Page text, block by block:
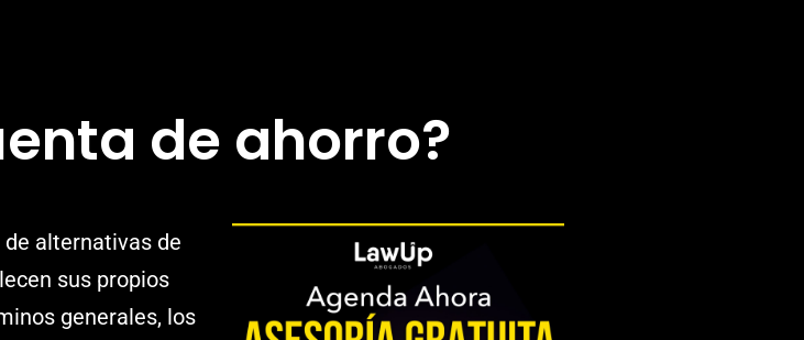
de ahorro?
alternativas de
sus propios
generales, los